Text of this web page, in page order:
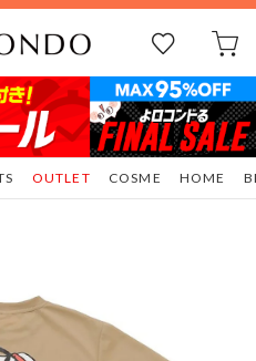
COSME HOME
OUTLET